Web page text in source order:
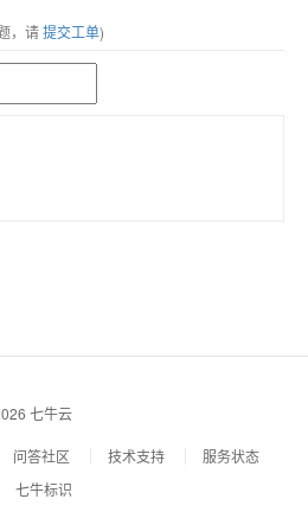
，请提交工单)
七牛云
问答社区 技术支持
服务状态
七牛标识